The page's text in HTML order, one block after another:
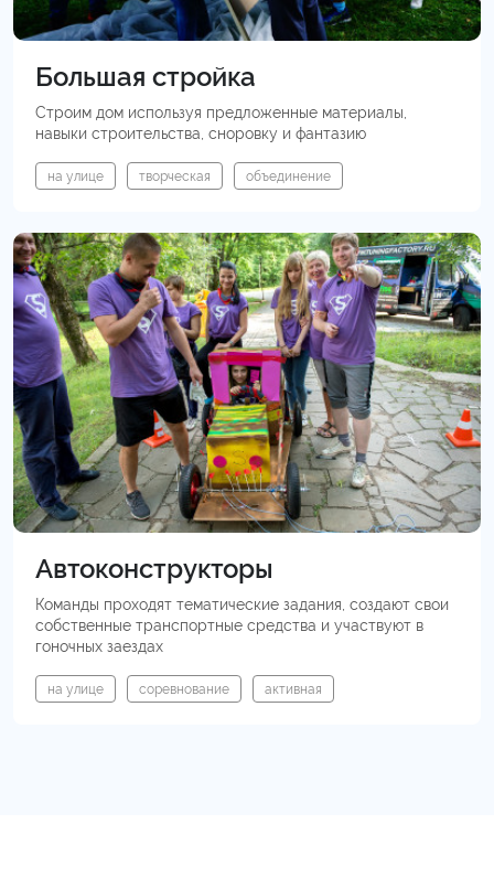
Большая стройка
Строим дом используя предложенные материалы,
навыки строительства, сноровку и фантазию
на улице творческая объединение
Автоконструкторы
Команды проходят тематические задания, создают свои
собственные транспортные средства и участвуют в
гоночных заездах
на улице соревнование активная